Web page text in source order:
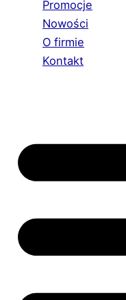
Promocje
Nowości
O firmie
Kontakt